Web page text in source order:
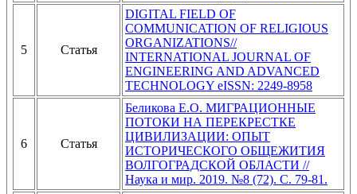
5 Статья
DIGITAL FIELD OF
COMMUNICATION OF RELIGIOUS
ORGANIZATIONS//
INTERNATIONAL JOURNAL OF
ENGINEERING AND ADVANCED
TECHNOLOGY eISSN: 2249-8958
6 Статья
Беликова Е.О. МИГРАЦИОННЫЕ
ПОТОКИ НА ПЕРЕКРЕСТКЕ
ЦИВИЛИЗАЦИИ: ОПЫТ
ИСТОРИЧЕСКОГО ОБЩЕЖИТИЯ
ВОЛГОГРАДСКОЙ ОБЛАСТИ //
Наука и мир. 2019. №8 (72). С. 79-81.